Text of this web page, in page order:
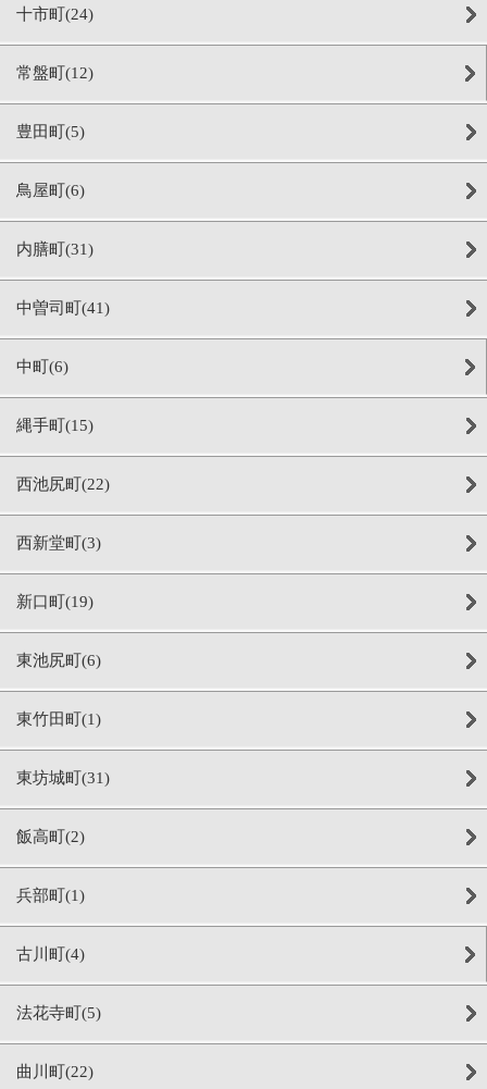
十市町(24)
常盤町(12)
豊田町(5)
鳥屋町(6)
内膳町(31)
中曽司町(41)
中町(6)
縄手町(15)
西池尻町(22)
西新堂町(3)
新口町(19)
東池尻町(6)
東竹田町(1)
東坊城町(31)
飯高町(2)
兵部町(1)
古川町(4)
法花寺町(5)
曲川町(22)